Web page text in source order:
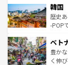
ワイを、存
はコ
いる
ビン
い。
参照し
ン）
と山
驚き
容に
照し
韓国
歴史
-POP
き、
でき
まで
ベト
豊か
く伸